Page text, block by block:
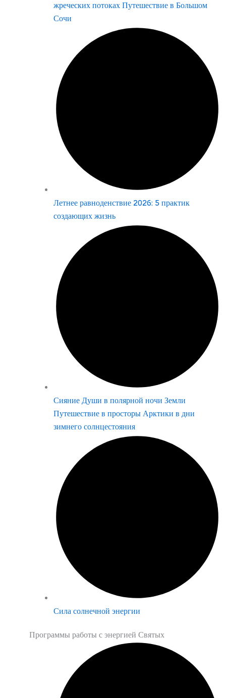
жреческих потоках Путешествие в Большом
Сочи
Летнее равноденствие 2026: 5 практик
создающих жизнь
Сияние Души в полярной ночи Земли
Путешествие в просторы Арктики в дни
зимнего солнцестояния
Сила солнечной энергии
Программы работы с энергией Святых